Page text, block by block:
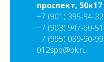
проспект, 50к17
+7 (901) 395-94-32
+7 (903) 947-60-51
+7 (995) 089-90-99
012spb@bk.ru